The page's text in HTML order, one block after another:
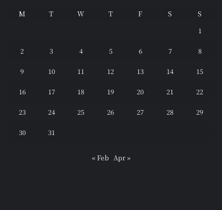
M T W T F S
S
1
2 3 4 5 6 7 8
9 10 11 12 13 14 15
16 17 18 19 20 21 22
23 24 25 26 27 28 29
30 31
« Feb Apr »